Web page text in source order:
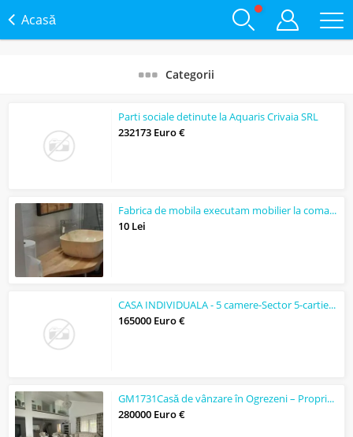
Acasă
Categorii
Parti sociale detinute la Aquaris Crivaia SRL
232173 Euro €
Fabrica de mobila executam mobilier la comanda
10 Lei
CASA INDIVIDUALA - 5 camere-Sector 5-cartier Ferentari
165000 Euro €
GM1731Casă de vânzare în Ogrezeni – Proprietate premium, mobilată
280000 Euro €